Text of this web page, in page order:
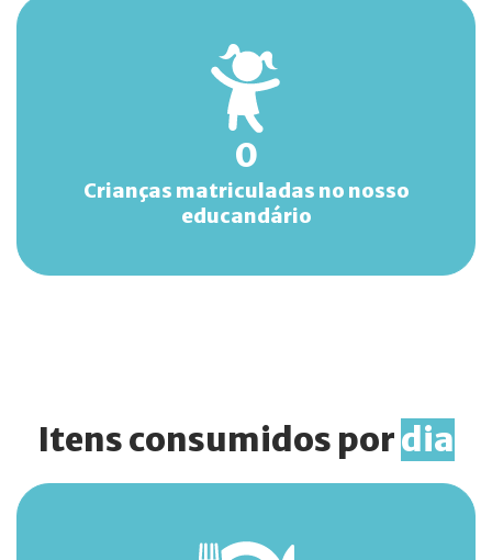
0
Crianças matriculadas no nosso
educandário
Itens consumidos pordia